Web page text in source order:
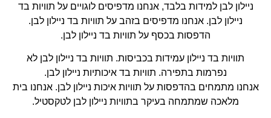
ניילון לבן למידות בלבד, אנחנו מדפיסים לוגויים על תוויות בד
ניילון לבן. אנחנו מדפיסים בזהב על תוויות בד ניילון לבן.
הדפסות בכסף על תוויות בד ניילון לבן.
תוויות בד ניילון עמידות בכביסות. תוויות בד ניילון לבן לא
נפרמות בתפירה. תוויות בד איכותיות ניילון לבן.
אנחנו מתמחים בהדפסות על תוויות איכות ניילון לבן. אנחנו בית
מלאכה שמתמחה בעיקר בתוויות ניילון לבן לטקסטיל.